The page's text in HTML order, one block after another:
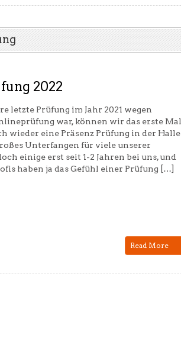
2022
letzte Prüfung im Jahr 2021 wegen
war, können wir das erste Mal
wieder eine Präsenz Prüfung in der Halle
Unterfangen für viele unserer
einige erst seit 1-2 Jahren bei uns, und
haben ja das Gefühl einer Prüfung […]
Read More